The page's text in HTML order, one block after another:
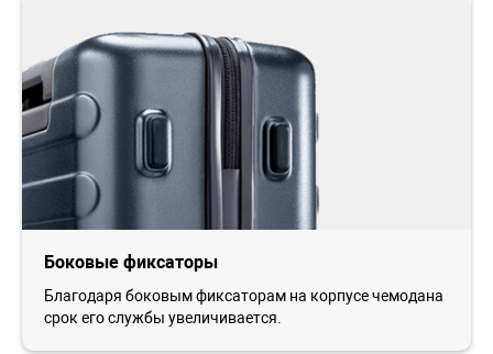
Боковые фиксаторы
Благодаря боковым фиксаторам на корпусе чемодана
срок его службы увеличивается.